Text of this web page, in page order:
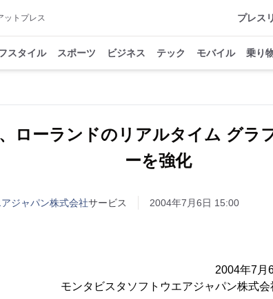
ットプレス プレス
スタイル スポーツ ビジネス テック モバイル 乗り
ローランドのリアルタイム グラ
ーを強化
ジャパン株式会社サービス 2004年7月6日 15:00
リース 2004年7月6
ソフトウエアジャパン株式会